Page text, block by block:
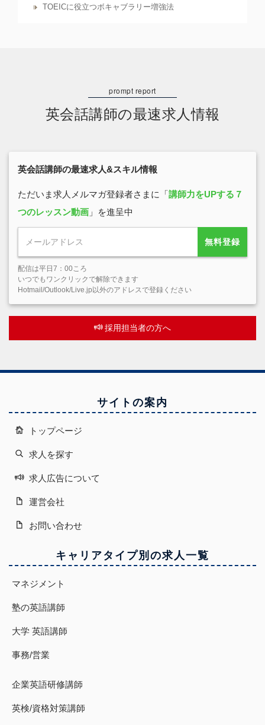
TOEICに役立つボキャブラリー増強法
英会話講師の最速求人情報
英会話講師の最速求人&スキル情報
ただいま求人メルマガ登録者さまに「講師力をUPする７
つのレッスン動画 」を進呈中
無料登録
配信は平日7：00ころ
いつでもワンクリックで解除できます
Hotmail/Outlook/Live.jp以外のアドレスで登録ください
採用担当者の方へ
サイトの案内
トップページ
求人を探す
求人広告について
運営会社
お問い合わせ
キャリアタイプ別の求人一覧
マネジメント
塾の英語講師
大学 英語講師
事務/営業
企業英語研修講師
英検/資格対策講師